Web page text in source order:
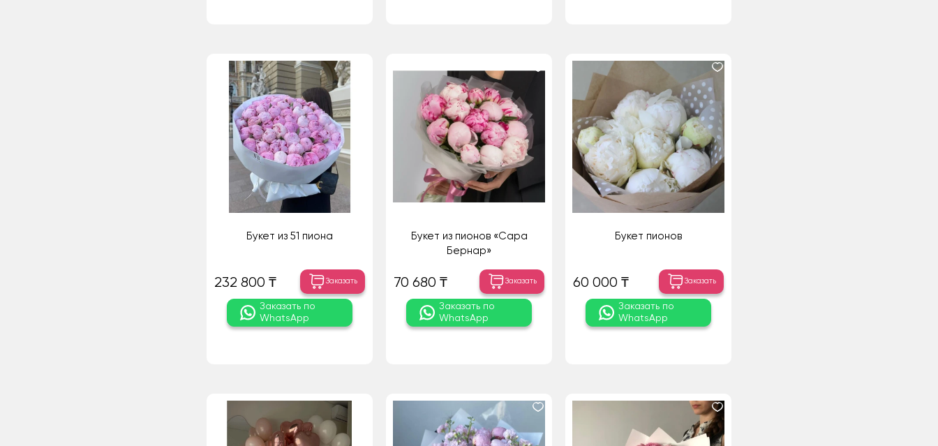
Букет из 51 пиона
232 800 ₸ Заказать
Заказать по
WhatsApp
Букет из пионов «Сара
Бернар»
70 680 ₸ Заказать
Заказать по
WhatsApp
Букет пионов
60 000 ₸ Заказать
Заказать по
WhatsApp